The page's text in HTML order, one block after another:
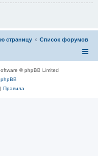
страницу Список форумов
© phpBB Limited
Правила